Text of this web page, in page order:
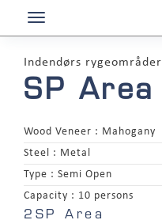
Indendørs rygeområder
SP Area
Wood Veneer : Mahogany
Steel : Metal
Type : Semi Open
Capacity : 10 persons
2SP Area